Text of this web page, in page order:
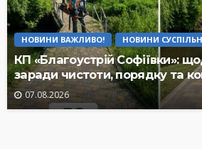
НОВИНИ ВАЖЛИВО! НОВИНИ
КП «Благоустрій Софіївки»:
заради чистоти, порядку та
07.08.2026